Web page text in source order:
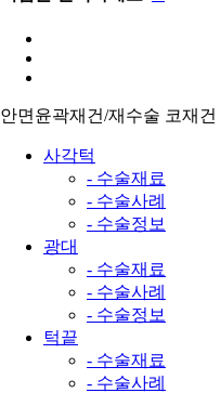
안면윤곽재건/재수술 코재건
사각턱
- 수술재료
- 수술사례
- 수술정보
광대
- 수술재료
- 수술사례
- 수술정보
턱끝
- 수술재료
- 수술사례